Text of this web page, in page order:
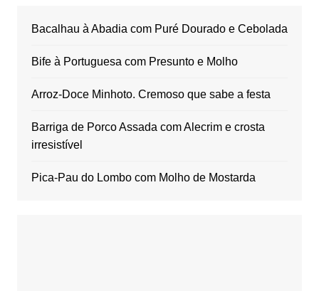
Bacalhau à Abadia com Puré Dourado e Cebolada
Bife à Portuguesa com Presunto e Molho
Arroz-Doce Minhoto. Cremoso que sabe a festa
Barriga de Porco Assada com Alecrim e crosta
irresistível
Pica-Pau do Lombo com Molho de Mostarda